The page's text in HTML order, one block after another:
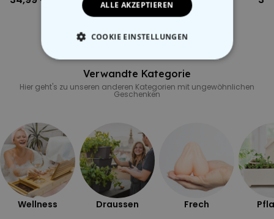
Verwandte Kategorie
Hier geht's zu unseren anderen Kategorien mit ungewöhnlichen
Geschenken
Wellness Draussen Frech
ALLE AKZEPTIEREN
COOKIE EINSTELLUNGEN
ESSENTIELL
PERFORMANCE